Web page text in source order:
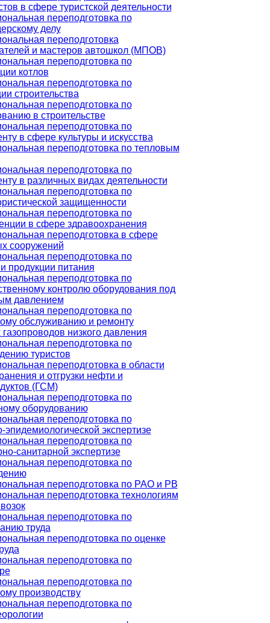
в сфере туристской деятельности
переподготовка по
делу
переподготовка
и мастеров автошкол (МПОВ)
переподготовка по
котлов
переподготовка по
строительства
переподготовка по
в строительстве
переподготовка по
в сфере культуры и искусства
переподготовка по тепловым
переподготовка по
в различных видах деятельности
переподготовка по
защищенности
переподготовка по
в сфере здравоохранения
переподготовка в сфере
сооружений
переподготовка по
продукции питания
переподготовка по
контролю оборудования под
давлением
переподготовка по
обслуживанию и ремонту
низкого давления
переподготовка по
туристов
переподготовка в области
и отгрузки нефти и
(ГСМ)
переподготовка по
оборудованию
переподготовка по
эпидемиологической экспертизе
переподготовка по
санитарной экспертизе
переподготовка по
переподготовка по РАО и РВ
переподготовка технологиям
переподготовка по
труда
переподготовка по оценке
переподготовка по
переподготовка по
производству
переподготовка по